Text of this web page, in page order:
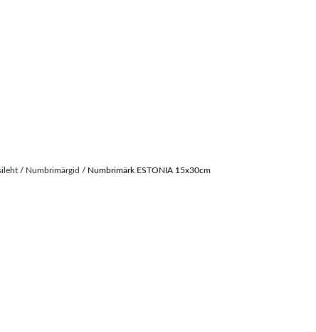
/ Numbrimärgid / Numbrimärk ESTONIA 15x30cm